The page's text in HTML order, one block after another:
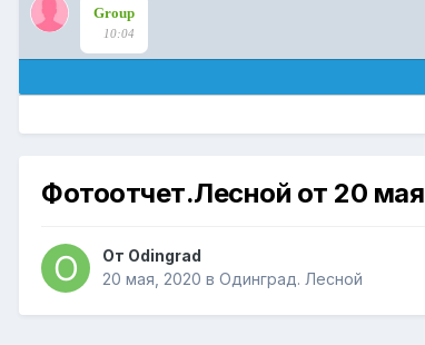
Фотоотчет.Лесной от 20 мая
От Odingrad
20 мая, 2020 в Одинград. Лесной